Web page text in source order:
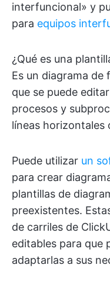
interfuncional» y
para equipos
¿Qué es una
Es un diagrama de
que se puede
procesos y
líneas horizontales
Puede utilizar un
para crear
plantillas de
preexistentes.
de carriles de
editables para que
adaptarlas a sus